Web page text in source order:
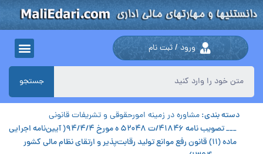
ورود / ثبت نام
جستجو
دسته بندی:مشاوره در زمینه امورحقوقی و تشریفات قانونی
___ تصویب نامه ۴۱۸۴۶/ت ۵۲۰۴۸ ه مورخ ۹۴/۴/۴( آیین‌نامه اجرایی
ماده (۱۱) قانون رفع موانع تولید رقابت‌پذیر و ارتقای نظام مالی کشور